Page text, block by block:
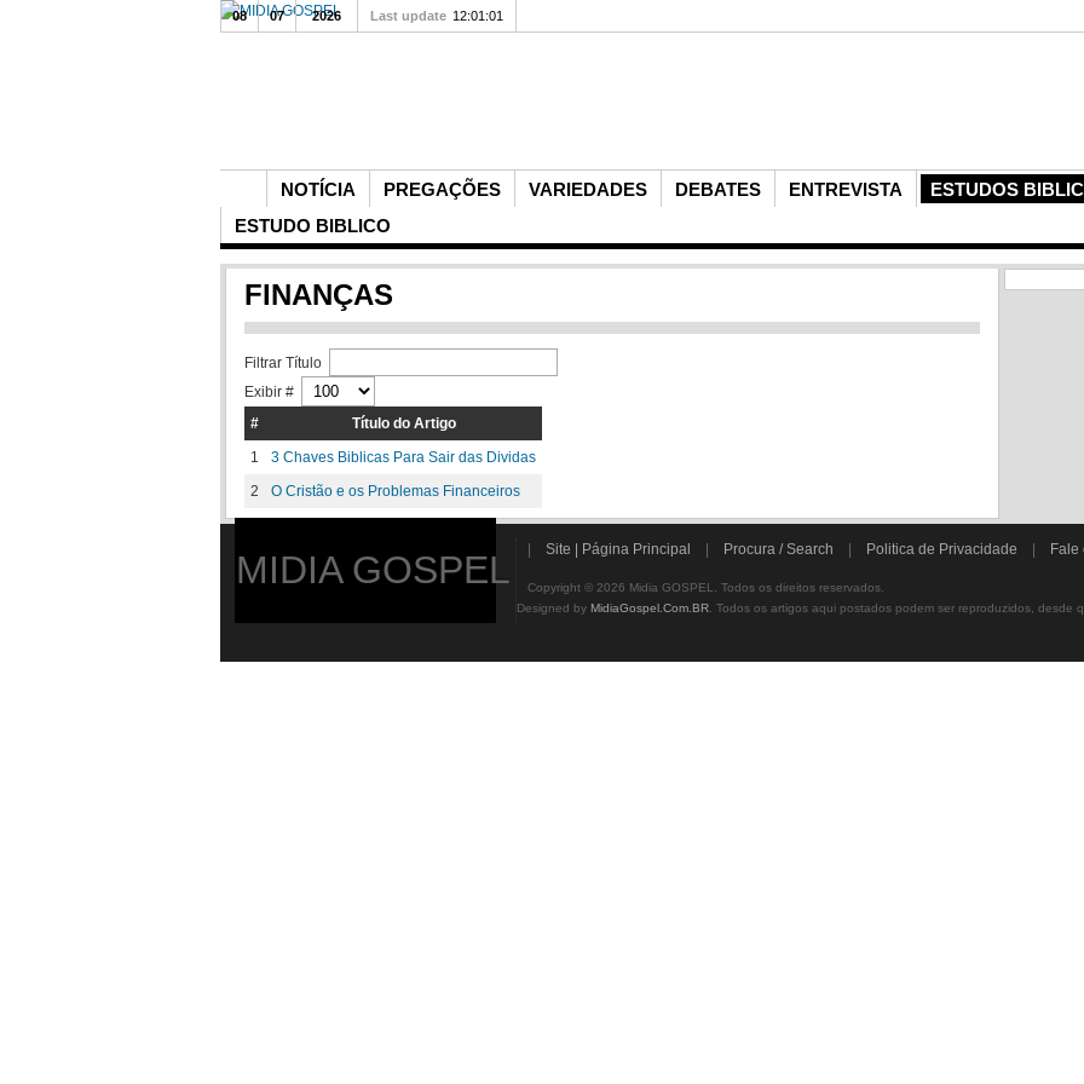
NOTÍCIA PREGAÇÕES VARIEDADES DEBATES ENTREVISTA ESTUDOS
ESTUDO BIBLICO
08 07 2026 Last update 12:01:01
FINANÇAS
Filtrar Título
Exibir #
#
Título do Artigo
1
3 Chaves Biblicas Para Sair das Dividas
2
O Cristão e os Problemas Financeiros
MIDIA GOSPEL Site | Página Principal Procura / Search Politica de Privacidade Fale
Copyright © 2026 Midia GOSPEL. Todos os direitos reservados.
Designed by MidiaGospel.Com.BR Todos os artigos aqui postados podem ser reproduzidos, desde